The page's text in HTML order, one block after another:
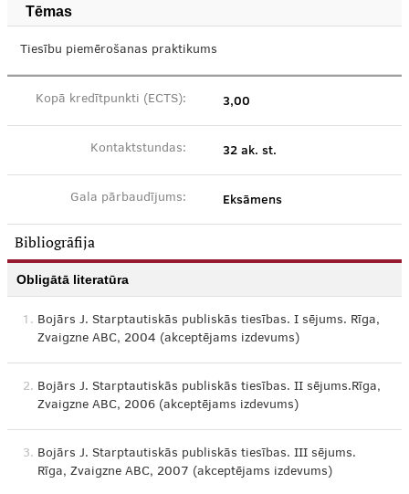
Tēmas
Tiesību piemērošanas praktikums
Kopā kredītpunkti (ECTS): 3,00
Kontaktstundas: 32 ak. st.
Gala pārbaudījums: Eksāmens
Bibliogrāfija
Obligātā literatūra
1. Bojārs J. Starptautiskās publiskās tiesības. I sējums. Rīga,
Zvaigzne ABC, 2004 (akceptējams izdevums)
2. Bojārs J. Starptautiskās publiskās tiesības. II sējums.Rīga,
Zvaigzne ABC, 2006 (akceptējams izdevums)
3. Bojārs J. Starptautiskās publiskās tiesības. III sējums.
Rīga, Zvaigzne ABC, 2007 (akceptējams izdevums)